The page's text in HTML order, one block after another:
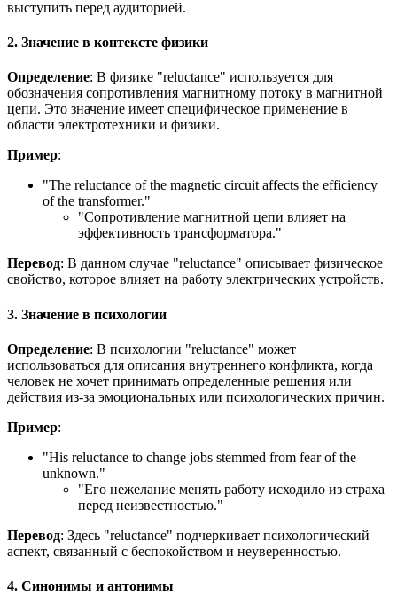
выступить перед аудиторией.
2. Значение в контексте физики
Определение: В физике "reluctance" используется для
обозначения сопротивления магнитному потоку в магнитной
цепи. Это значение имеет специфическое применение в
области электротехники и физики.
Пример:
"The reluctance of the magnetic circuit affects the efficiency
of the transformer."
"Сопротивление магнитной цепи влияет на
эффективность трансформатора."
Перевод: В данном случае "reluctance" описывает физическое
свойство, которое влияет на работу электрических устройств.
3. Значение в психологии
Определение: В психологии "reluctance" может
использоваться для описания внутреннего конфликта, когда
человек не хочет принимать определенные решения или
действия из-за эмоциональных или психологических причин.
Пример:
"His reluctance to change jobs stemmed from fear of the
unknown."
"Его нежелание менять работу исходило из страха
перед неизвестностью."
Перевод: Здесь "reluctance" подчеркивает психологический
аспект, связанный с беспокойством и неуверенностью.
4. Синонимы и антонимы